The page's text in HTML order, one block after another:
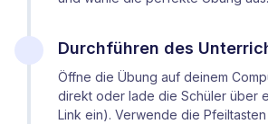
Durchführen des
Öffne die Übung auf deinem
direkt oder lade die Schüler über
Link ein). Verwende die